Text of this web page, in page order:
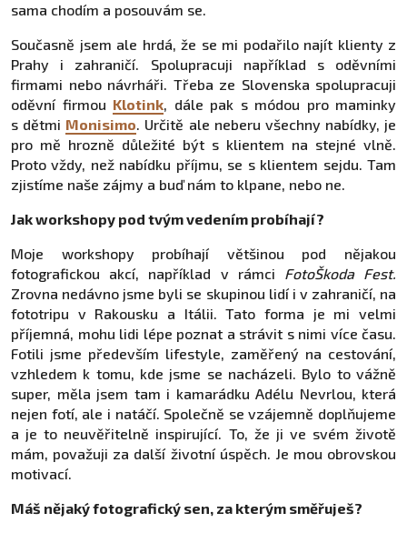
sama chodím a posouvám se.
Současně jsem ale hrdá, že se mi podařilo najít klienty z
Prahy i zahraničí. Spolupracuji například s oděvními
firmami nebo návrháři. Třeba ze Slovenska spolupracuji
oděvní firmou Klotink, dále pak s módou pro maminky
s dětmi Monisimo. Určitě ale neberu všechny nabídky, je
pro mě hrozně důležité být s klientem na stejné vlně.
Proto vždy, než nabídku příjmu, se s klientem sejdu. Tam
zjistíme naše zájmy a buď nám to klpane, nebo ne.
Jak workshopy pod tvým vedením probíhají?
Moje workshopy probíhají většinou pod nějakou
fotografickou akcí, například v rámci FotoŠkoda Fest.
Zrovna nedávno jsme byli se skupinou lidí i v zahraničí, na
fototripu v Rakousku a Itálii. Tato forma je mi velmi
příjemná, mohu lidi lépe poznat a strávit s nimi více času.
Fotili jsme především lifestyle, zaměřený na cestování,
vzhledem k tomu, kde jsme se nacházeli. Bylo to vážně
super, měla jsem tam i kamarádku Adélu Nevrlou, která
nejen fotí, ale i natáčí. Společně se vzájemně doplňujeme
a je to neuvěřitelně inspirující. To, že ji ve svém životě
mám, považuji za další životní úspěch. Je mou obrovskou
motivací.
Máš nějaký fotografický sen, za kterým směřuješ?